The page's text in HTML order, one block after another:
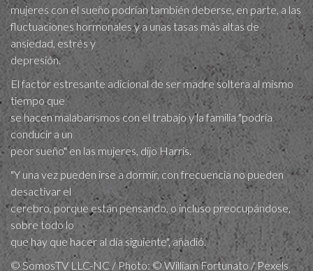
mujeres con el sueño podrían también deberse, en parte, a las
fluctuaciones hormonales y a unas tasas más altas de
ansiedad, estrés y
depresión.
El factor estresante adicional de ser madre soltera al mismo
tiempo que
se hacen malabarismos con el trabajo y la familia "podría
conducir a un
peor sueño" en las mujeres, dijo Harris.
"Y una vez pueden irse a dormir, con frecuencia no pueden
desactivar el
cerebro, porque están pensando, o incluso preocupándose,
sobre todo lo
que hay que hacer al día siguiente", añadió.
© SomosTV LLC-NC / Photo: © William Fortunato / Pexels